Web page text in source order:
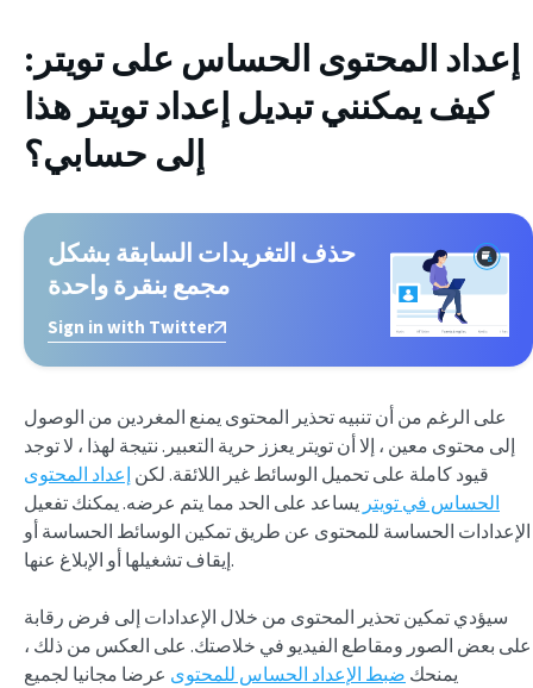
إعداد المحتوى الحساس على تويتر:
كيف يمكنني تبديل إعداد تويتر هذا
إلى حسابي؟
حذف التغريدات السابقة بشكل
مجمع بنقرة واحدة
Sign in with Twitter
على الرغم من أن تنبيه تحذير المحتوى يمنع المغردين من الوصول
إلى محتوى معين ، إلا أن تويتر يعزز حرية التعبير. نتيجة لهذا ، لا توجد
قيود كاملة على تحميل الوسائط غير اللائقة. لكن إعداد المحتوى
الحساس في تويتر يساعد على الحد مما يتم عرضه. يمكنك تفعيل
الإعدادات الحساسة للمحتوى عن طريق تمكين الوسائط الحساسة أو
إيقاف تشغيلها أو الإبلاغ عنها.
سيؤدي تمكين تحذير المحتوى من خلال الإعدادات إلى فرض رقابة
على بعض الصور ومقاطع الفيديو في خلاصتك. على العكس من ذلك ،
يمنحك ضبط الإعداد الحساس للمحتوى عرضا مجانيا لجميع